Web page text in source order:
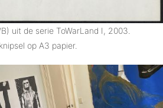
uit de serie ToWarLand I, 2003.
op A3 papier.